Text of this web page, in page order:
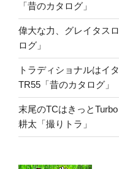
「昔のカタログ」
偉大な力、グレイタス
ログ」
トラディショナルはイ
TR55「昔のカタログ」
末尾のTCはきっと
耕太「撮りトラ」